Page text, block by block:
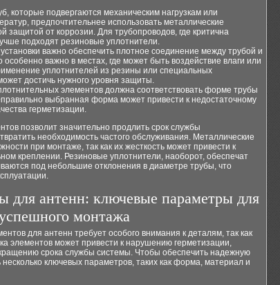
которые подвергаются механическим нагрузкам или
предпочтительнее использовать металлические
защитой от коррозии. Для трубопроводов, где критична
подходят резиновые уплотнители.
важно обеспечить плотное соединение между трубой и
важно в местах, где может быть воздействие влаги или
уплотнителей из резины или специальных
достичь нужного уровня защиты.
элементов должна соответствовать форме трубы
выбранная форма может привести к недостаточному
герметизации.
позволит значительно продлить срок службы
необходимость частого обслуживания. Металлические
при монтаже, так как их жесткость может привести к
креплении. Резиновые уплотнители, наоборот, обеспечат
под небольшие отклонения в диаметре трубы, что
для антенн: ключевые параметры для
монтажа
для антенн требует особого внимания к деталям, так как
элементов может привести к нарушению герметизации,
срока службы системы. Чтобы обеспечить надежную
ключевых параметров, таких как форма, материал и